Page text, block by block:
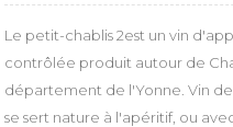
Le petit-chablis 2est un vin
contrôlée produit autour de
département de l'Yonne. Vin
se sert nature à l'apéritif, ou